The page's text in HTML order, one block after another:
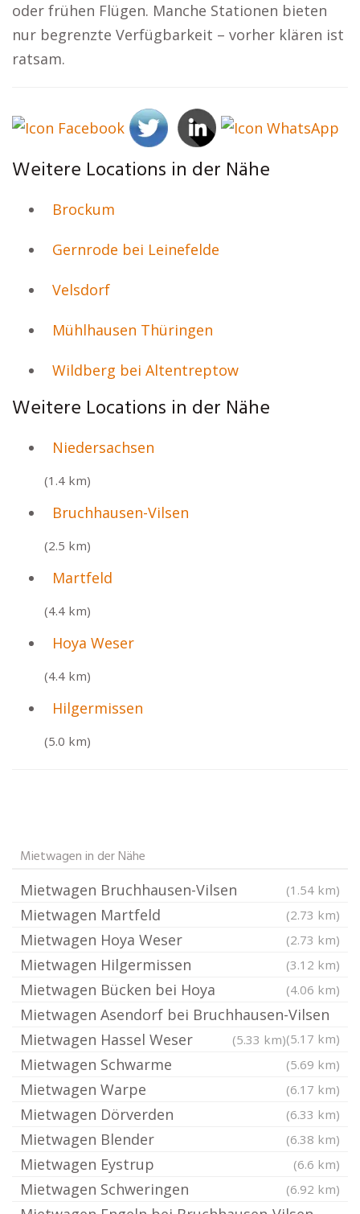
oder frühen Flügen. Manche Stationen bieten
nur begrenzte Verfügbarkeit – vorher klären ist
ratsam.
Weitere Locations in der Nähe
Brockum
Gernrode bei Leinefelde
Velsdorf
Mühlhausen Thüringen
Wildberg bei Altentreptow
Weitere Locations in der Nähe
Niedersachsen
(1.4 km)
Bruchhausen-Vilsen
(2.5 km)
Martfeld
(4.4 km)
Hoya Weser
(4.4 km)
Hilgermissen
(5.0 km)
Mietwagen in der Nähe
Mietwagen Bruchhausen-Vilsen (1.54 km)
Mietwagen Martfeld (2.73 km)
Mietwagen Hoya Weser (2.73 km)
Mietwagen Hilgermissen (3.12 km)
Mietwagen Bücken bei Hoya (4.06 km)
Mietwagen Asendorf bei Bruchhausen-Vilsen
(5.17 km)
Mietwagen Hassel Weser (5.33 km)
Mietwagen Schwarme (5.69 km)
Mietwagen Warpe (6.17 km)
Mietwagen Dörverden (6.33 km)
Mietwagen Blender (6.38 km)
Mietwagen Eystrup (6.6 km)
Mietwagen Schweringen (6.92 km)